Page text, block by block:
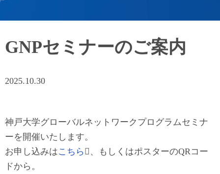
GNPセミナーのご案内
2025.10.30
神戸大学グローバルネットワークプログラムセミナ
ーを開催いたします。
お申し込みはこちら
、もしくはポスターのQRコー
ドから。